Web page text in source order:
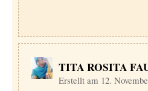
TITA ROSITA
Erstellt am 12.